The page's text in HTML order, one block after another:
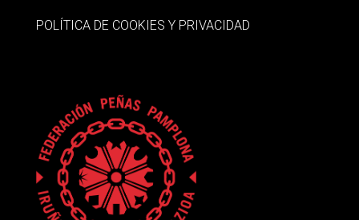
POLÍTICA DE COOKIES Y PRIVACIDAD